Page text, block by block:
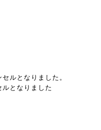
ルとなりました。
となりました